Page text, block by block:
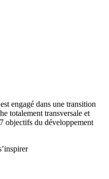
engagé dans une transition
totalement transversale et
objectifs du développement